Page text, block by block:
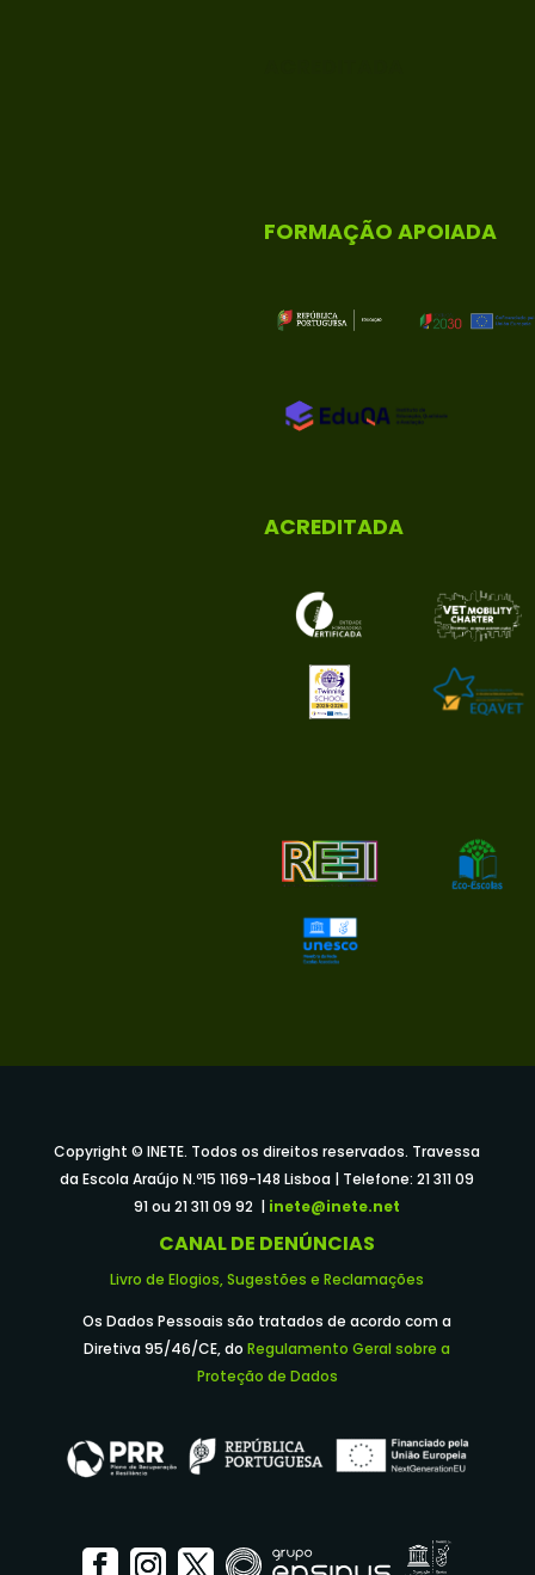
FORMAÇÃO APOIADA
ACREDITADA
Copyright © INETE. Todos os direitos reservados. Travessa
da Escola Araújo N.º15 1169-148 Lisboa | Telefone: 21 311 09
91 ou 21 311 09 92 | inete@inete.net
CANAL DE DENÚNCIAS
Livro de Elogios, Sugestões e Reclamações
Os Dados Pessoais são tratados de acordo com a
Diretiva 95/46/CE, doRegulamento Geral sobre a
Proteção de Dados